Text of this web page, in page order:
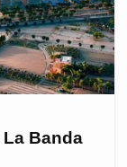
La Banda